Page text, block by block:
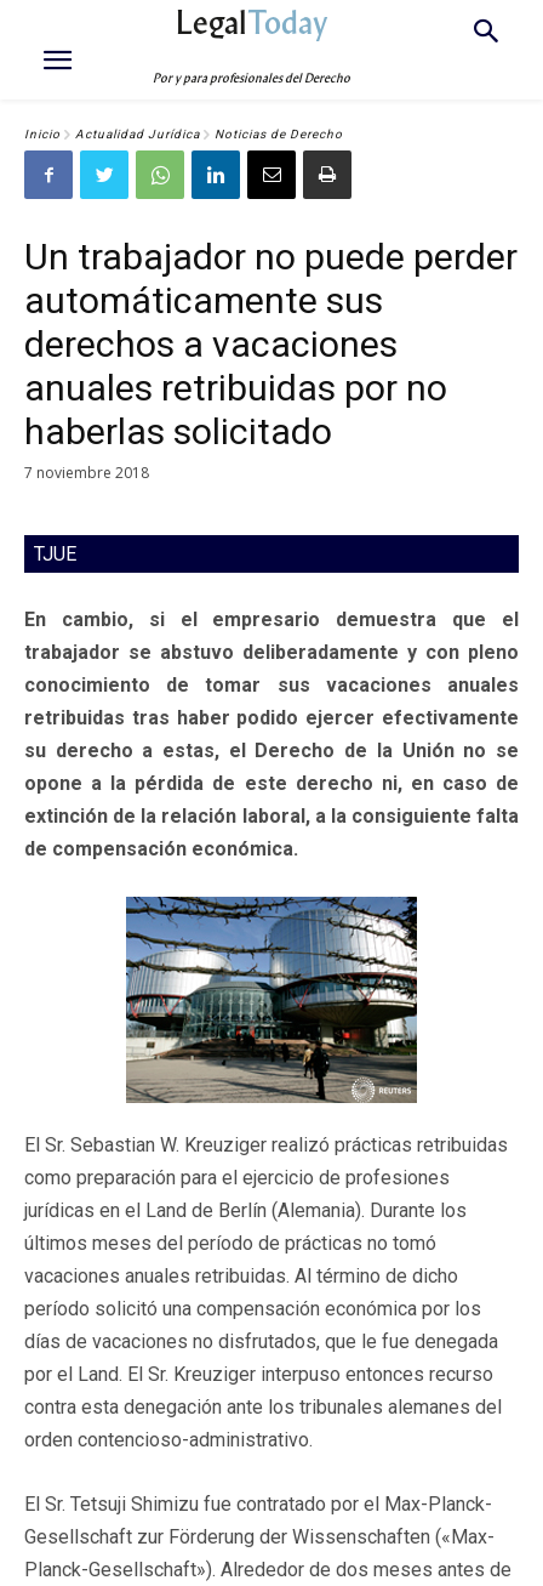
LegalToday
Por y para profesionales del Derecho
Inicio Actualidad Jurídica Noticias de Derecho
Un trabajador no puede perder
automáticamente sus
derechos a vacaciones
anuales retribuidas por no
haberlas solicitado
7 noviembre 2018
TJUE
En cambio, si el empresario demuestra que el
trabajador se abstuvo deliberadamente y con pleno
conocimiento de tomar sus vacaciones anuales
retribuidas tras haber podido ejercer efectivamente
su derecho a estas, el Derecho de la Unión no se
opone a la pérdida de este derecho ni, en caso de
extinción de la relación laboral, a la consiguiente falta
de compensación económica.
El Sr. Sebastian W. Kreuziger realizó prácticas retribuidas
como preparación para el ejercicio de profesiones
jurídicas en el Land de Berlín (Alemania). Durante los
últimos meses del período de prácticas no tomó
vacaciones anuales retribuidas. Al término de dicho
período solicitó una compensación económica por los
días de vacaciones no disfrutados, que le fue denegada
por el Land. El Sr. Kreuziger interpuso entonces recurso
contra esta denegación ante los tribunales alemanes del
orden contencioso-administrativo.
El Sr. Tetsuji Shimizu fue contratado por el Max-Planck-
Gesellschaft zur Förderung der Wissenschaften («Max-
Planck-Gesellschaft»). Alrededor de dos meses antes de